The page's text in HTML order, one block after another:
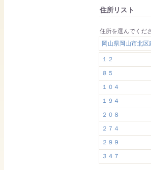
住所リスト
住所を選んでくだ
岡山県岡山市北
１２
８５
１０４
１９４
２０８
２７４
２９９
３４７